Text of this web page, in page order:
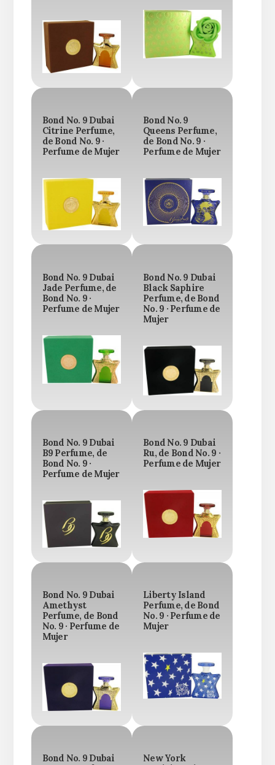
Bond No. 9 Dubai
Citrine Perfume,
de Bond No. 9 ·
Perfume de Mujer
Bond No. 9
Queens Perfume,
de Bond No. 9 ·
Perfume de Mujer
Bond No. 9 Dubai
Jade Perfume, de
Bond No. 9 ·
Perfume de Mujer
Bond No. 9 Dubai
Black Saphire
Perfume, de Bond
No. 9 · Perfume de
Mujer
Bond No. 9 Dubai
B9 Perfume, de
Bond No. 9 ·
Perfume de Mujer
Bond No. 9 Dubai
Ru, de Bond No. 9 ·
Perfume de Mujer
Bond No. 9 Dubai
Amethyst
Perfume, de Bond
No. 9 · Perfume de
Mujer
Liberty Island
Perfume, de Bond
No. 9 · Perfume de
Mujer
Bond No. 9 Dubai
New York